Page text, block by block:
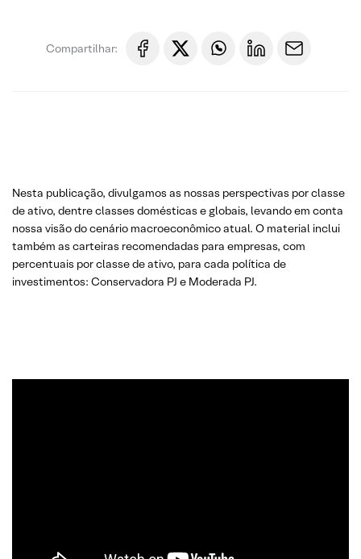
Compartilhar:
Nesta publicação, divulgamos as nossas perspectivas por classe
de ativo, dentre classes domésticas e globais, levando em conta
nossa visão do cenário macroeconômico atual. O material inclui
também as carteiras recomendadas para empresas, com
percentuais por classe de ativo, para cada política de
investimentos: Conservadora PJ e Moderada PJ.